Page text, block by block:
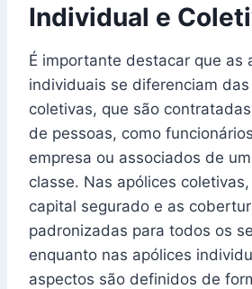
Individual e
É importante destacar que as
individuais se diferenciam
coletivas, que são
de pessoas, como
empresa ou associados de
classe. Nas apólices
capital segurado e as
padronizadas para todos os
enquanto nas apólices
aspectos são definidos de